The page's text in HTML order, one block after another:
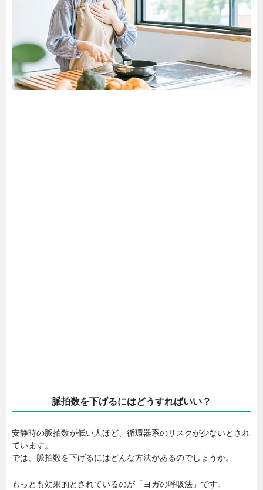
脈拍数を下げるにはどうすればいい？
安静時の脈拍数が低い人ほど、循環器系のリスクが少ないとされ
ています。
では、脈拍数を下げるにはどんな方法があるのでしょうか。
もっとも効果的とされているのが「ヨガの呼吸法」です。